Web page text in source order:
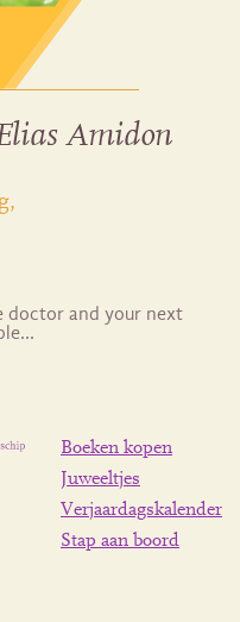
Amidon
doctor and your next
Boeken kopen
Juweeltjes
Verjaardagskalender
Stap aan boord